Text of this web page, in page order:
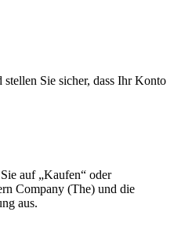
Sie sicher, dass Ihr Konto
auf „Kaufen“ oder
Company (The) und die
aus.